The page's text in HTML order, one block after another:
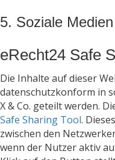
5. Soziale Medien
eRecht24 Safe
Die Inhalte auf dieser
datenschutzkonform in
X & Co. geteilt werden.
Safe Sharing Tool.
zwischen den
wenn der Nutzer aktiv